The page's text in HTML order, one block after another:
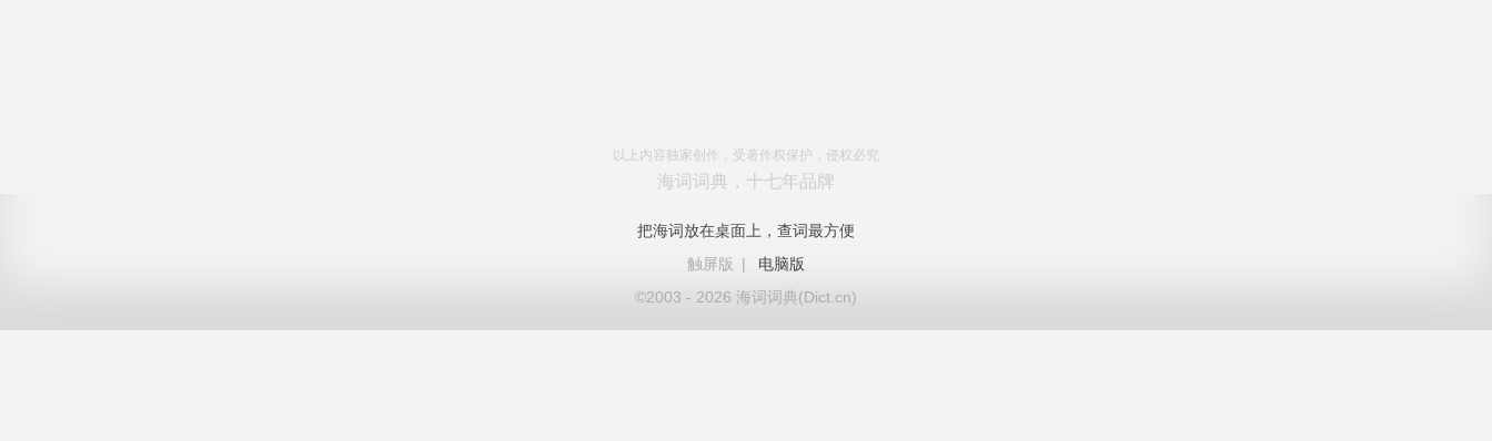
以上内容独家创作，受著作权保护，侵权必究
海词词典，十七年品牌
把海词放在桌面上，查词最方便
触屏版
|
电脑版
©2003 - 2026 海词词典(Dict.cn)